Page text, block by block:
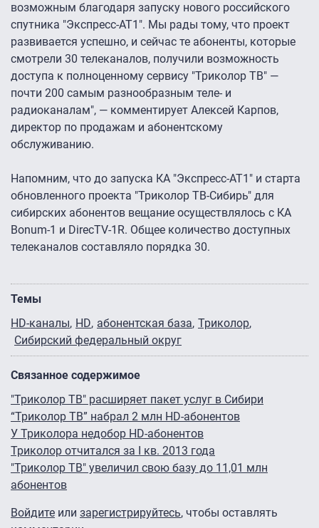
возможным благодаря запуску нового российского
спутника "Экспресс-АТ1″. Мы рады тому, что проект
развивается успешно, и сейчас те абоненты, которые
смотрели 30 телеканалов, получили возможность
доступа к полноценному сервису "Триколор ТВ" —
почти 200 самым разнообразным теле- и
радиоканалам", — комментирует Алексей Карпов,
директор по продажам и абонентскому
обслуживанию.
Напомним, что до запуска КА "Экспресс-АТ1″ и старта
обновленного проекта "Триколор ТВ-Сибирь" для
сибирских абонентов вещание осуществлялось с КА
Bonum-1 и DirecTV-1R. Общее количество доступных
телеканалов составляло порядка 30.
Темы
HD-каналы HD абонентская база Триколор
Сибирский федеральный округ
Связанное содержимое
"Триколор ТВ" расширяет пакет услуг в Сибири
“Триколор ТВ” набрал 2 млн HD-абонентов
У Триколора недобор HD-абонентов
Триколор отчитался за I кв. 2013 года
"Триколор ТВ" увеличил свою базу до 11,01 млн
абонентов
Войдите или зарегистрируйтесь, чтобы оставлять